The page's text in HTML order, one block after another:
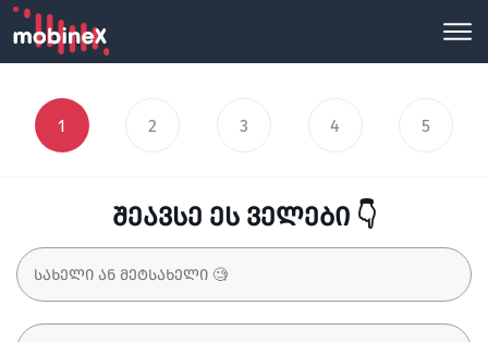
1 2 3 4 5
შეავსე ეს ველები 👇